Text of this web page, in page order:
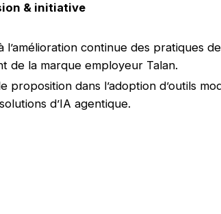
& initiative
l’amélioration continue des pratiques
de la marque employeur Talan.
proposition dans l’adoption d’outils
d’IA agentique.